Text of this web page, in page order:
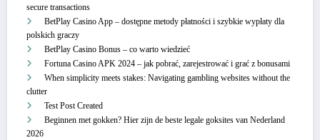
secure transactions
BetPlay Casino App – dostępne metody płatności i szybkie wypłaty dla
polskich graczy
BetPlay Casino Bonus – co warto wiedzieć
Fortuna Casino APK 2024 – jak pobrać, zarejestrować i grać z bonusami
When simplicity meets stakes: Navigating gambling websites without the
clutter
Test Post Created
Beginnen met gokken? Hier zijn de beste legale goksites van Nederland
2026